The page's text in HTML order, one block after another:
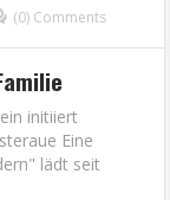
(0) Comments
initiiert
Eine
lädt seit